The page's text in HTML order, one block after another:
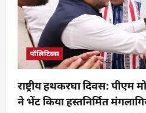
पॉलिटिक्स
राष्ट्रीय हथकरघा दिवस: पीएम
ने भेंट किया हस्तनिर्मित